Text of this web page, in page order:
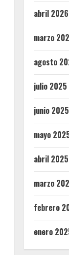
abril 2026
marzo
agosto
julio 2025
junio 2025
mayo
abril 2025
marzo
febrero
enero